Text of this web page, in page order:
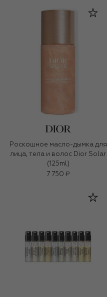
Роскошное масло-дымка для
лица, тела и волос Dior Solar
(125ml)
7 750 ₽